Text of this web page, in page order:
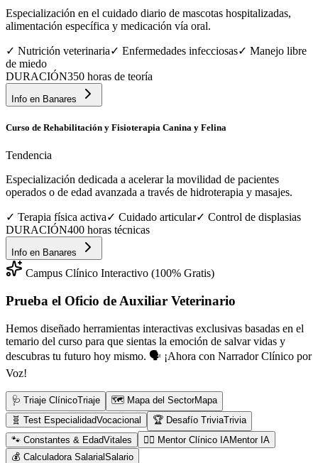
Especialización en el cuidado diario de mascotas hospitalizadas,
alimentación específica y medicación vía oral.
✓ Nutrición veterinaria✓ Enfermedades infecciosas✓ Manejo libre
de miedo
DURACIÓN350 horas de teoría
Info en Banares
Curso de Rehabilitación y Fisioterapia Canina y Felina
Tendencia
Especialización dedicada a acelerar la movilidad de pacientes
operados o de edad avanzada a través de hidroterapia y masajes.
✓ Terapia física activa✓ Cuidado articular✓ Control de displasias
DURACIÓN400 horas técnicas
Info en Banares
Campus Clínico Interactivo (100% Gratis)
Prueba el Oficio de Auxiliar Veterinario
Hemos diseñado herramientas interactivas exclusivas basadas en el
temario del curso para que sientas la emoción de salvar vidas y
descubras tu futuro hoy mismo. 🗣️ ¡Ahora con Narrador Clínico por
Voz!
🩺 Triaje ClínicoTriaje 🗺️ Mapa del SectorMapa
🧬 Test EspecialidadVocacional 🏆 Desafío TriviaTrivia
🐾 Constantes & EdadVitales 👨‍⚕️ Mentor Clínico IAMentor IA
💰 Calculadora SalarialSalario